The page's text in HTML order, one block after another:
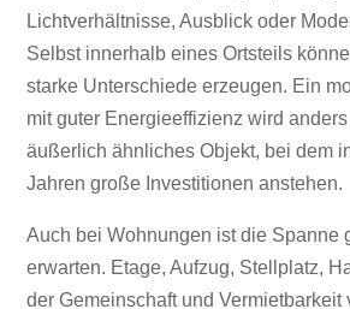
Lichtverhältnisse, Ausblick oder
Selbst innerhalb eines Ortsteils
starke Unterschiede erzeugen. Ein
mit guter Energieeffizienz wird
äußerlich ähnliches Objekt, bei dem
Jahren große Investitionen anstehen.
Auch bei Wohnungen ist die Spanne
erwarten. Etage, Aufzug, Stellplatz,
der Gemeinschaft und Vermietbarkeit